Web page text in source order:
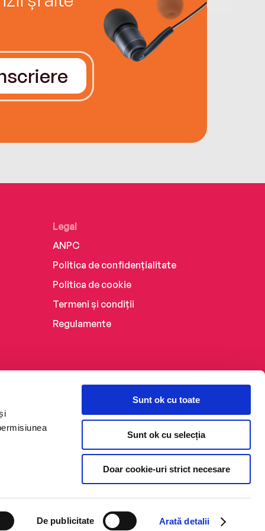
De publicitate Arată detalii
Sunt ok cu toate
Sunt ok cu selecția
Doar cookie-uri strict necesare
Legal
ANPC
Politica de confidențialitate
Politica de cookie
Termeni și condiții
Regulamente